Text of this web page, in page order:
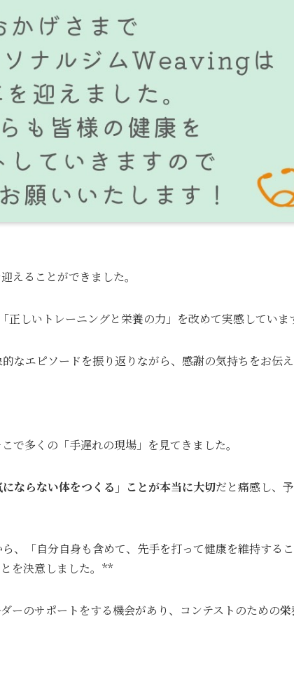
えることができました。
しいトレーニングと栄養の力」を改めて実感していま
なエピソードを振り返りながら、感謝の気持ちをお伝え
で多くの「手遅れの現場」を見てきました。
にならない体をつくる」ことが本当に大切だと痛感し、
、「自分自身も含めて、先手を打って健康を維持するこ
を決意しました。**
ーのサポートをする機会があり、コンテストのための栄